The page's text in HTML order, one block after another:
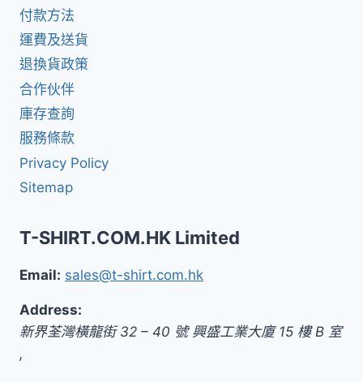
付款方法
運費及送貨
退換貨政策
合作伙伴
庫存查詢
服務條款
Privacy Policy
Sitemap
T-SHIRT.COM.HK Limited
Email: sales@t-shirt.com.hk
Address:
新界荃灣橫龍街 32 – 40 號 興盛工業大廈 15 樓 B 室
,